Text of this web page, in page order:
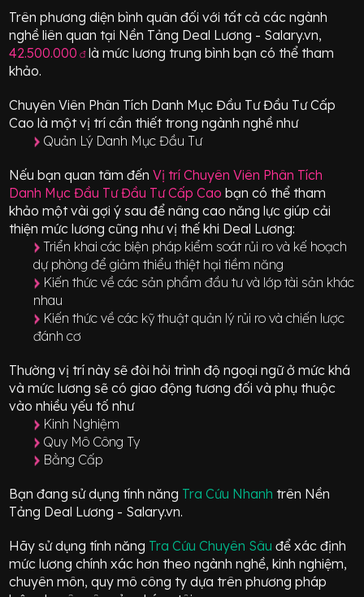
Trên phương diện bình quân đối với tất cả các ngành
nghề liên quan tại Nền Tảng Deal Lương - Salary.vn,
42.500.000 đlà mức lương trung bình bạn có thể tham
khảo.
Chuyên Viên Phân Tích Danh Mục Đầu Tư Đầu Tư Cấp
Cao là một vị trícần thiết trong ngành nghề như
Quản Lý Danh Mục Đầu Tư
Nếu bạn quan tâm đến Vị tríChuyên Viên Phân Tích
Danh Mục Đầu Tư Đầu Tư Cấp Cao bạn có thể tham
khảo một vài gợi ý sau để nâng cao năng lực giúp cải
thiện mức lương cũng như vị thế khi Deal Lương:
Triển khai các biện pháp kiểm soát rủi ro và kế hoạch
dự phòng để giảm thiểu thiệt hại tiềm năng
Kiến thức về các sản phẩm đầu tư và lớp tài sản khác
nhau
Kiến thức về các kỹ thuật quản lý rủi ro và chiến lược
đánh cơ
Thường vị trí này sẽ đòi hỏi trình độ ngoại ngữ ở mứckhá
và mức lương sẽ có giao động tương đối và phụ thuộc
vào nhiều yếu tố như
Kinh Nghiệm
Quy Mô Công Ty
Bằng Cấp
Bạn đang sử dụng tính năng Tra Cứu Nhanh trên Nền
Tảng Deal Lương - Salary.vn.
Hãy sử dụng tính năng Tra Cứu Chuyên Sâuđể xác định
mức lương chính xác hơn theo ngành nghề, kinh nghiệm,
chuyên môn, quy mô công ty dựa trên phương pháp